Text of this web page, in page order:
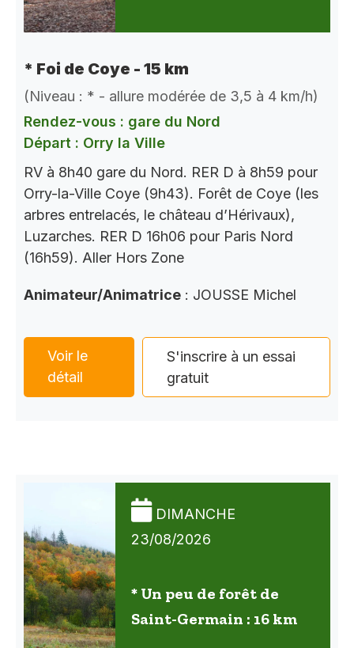
* Foi de Coye - 15 km
(Niveau : * - allure modérée de 3,5 à 4 km/h)
Rendez-vous : gare du Nord
Départ : Orry la Ville
RV à 8h40 gare du Nord. RER D à 8h59 pour
Orry-la-Ville Coye (9h43). Forêt de Coye (les
arbres entrelacés, le château d’Hérivaux),
Luzarches. RER D 16h06 pour Paris Nord
(16h59). Aller Hors Zone
Animateur/Animatrice : JOUSSE Michel
Voir le
détail
S'inscrire à un essai
gratuit
DIMANCHE
23/08/2026
* Un peu de forêt de
Saint-Germain : 16 km